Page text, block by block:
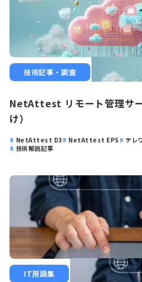
技術記事・調査
NetAttest リモート管理サ
け）
NetAttest D3 NetAttest EPS テレ
技術解説記事
IT用語集